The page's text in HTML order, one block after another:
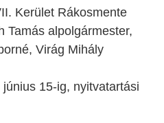
Kerület Rákosmente
Tamás alpolgármester,
Virág Mihály
15-ig, nyitvatartási